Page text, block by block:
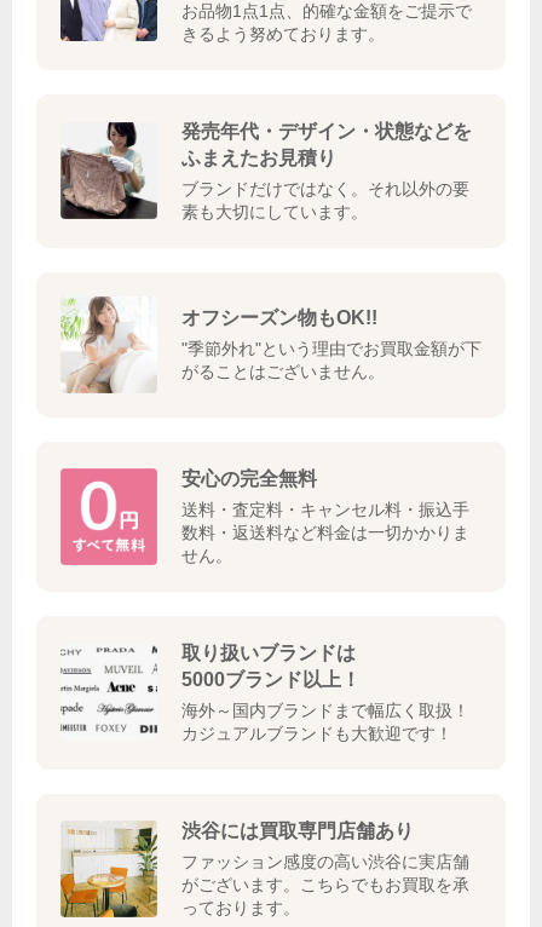
お品物1点1点、的確な金額をご提示で
きるよう努めております。
発売年代・デザイン・状態などを
ふまえたお見積り
ブランドだけではなく。それ以外の要
素も大切にしています。
オフシーズン物もOK!!
"季節外れ"という理由でお買取金額が下
がることはございません。
安心の完全無料
送料・査定料・キャンセル料・振込手
数料・返送料など料金は一切かかりま
せん。
取り扱いブランドは
5000ブランド以上！
海外～国内ブランドまで幅広く取扱！
カジュアルブランドも大歓迎です！
渋谷には買取専門店舗あり
ファッション感度の高い渋谷に実店舗
がございます。こちらでもお買取を承
っております。